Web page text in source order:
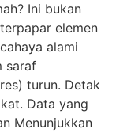
Ini bukan
elemen
alami
saraf
turun. Detak
Data yang
Menunjukkan